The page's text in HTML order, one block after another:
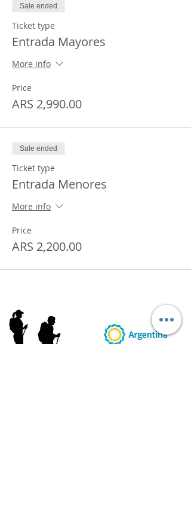
Sale ended
Ticket type
Entrada Mayores
More info
Price
ARS 2,990.00
Sale ended
Ticket type
Entrada Menores
More info
Price
ARS 2,200.00